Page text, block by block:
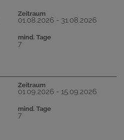
Zeitraum
01.08.2026 - 31.08.2026
mind. Tage
7
Zeitraum
01.09.2026 - 15.09.2026
mind. Tage
7